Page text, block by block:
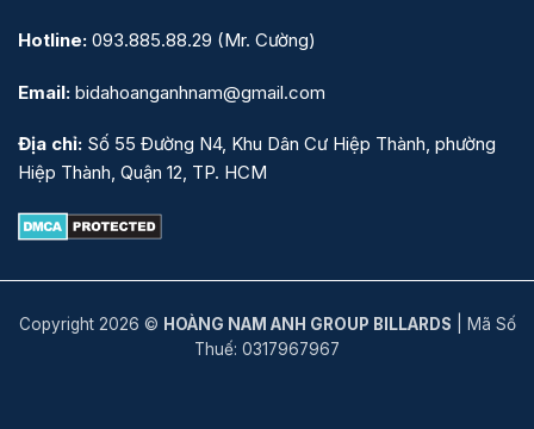
Hotline: 093.885.88.29 (Mr. Cường)
Email: bidahoanganhnam@gmail.com
Địa chỉ: Số 55 Đường N4, Khu Dân Cư Hiệp Thành, phường
Hiệp Thành, Quận 12, TP. HCM
Copyright 2026 © HOÀNG NAM ANH GROUP BILLARDS | Mã Số
Thuế: 0317967967